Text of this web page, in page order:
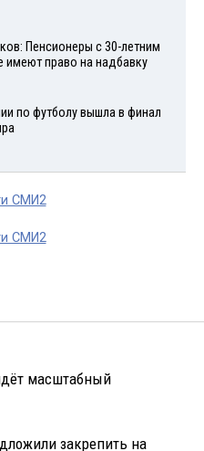
Пенсионеры с 30-летним
имеют право на надбавку
по футболу вышла в финал
СМИ2
СМИ2
масштабный
закрепить на